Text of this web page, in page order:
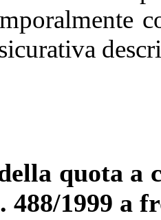
quota a
488/1999 a